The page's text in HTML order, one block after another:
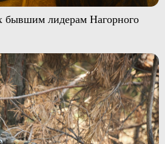
бывшим лидерам Нагорного